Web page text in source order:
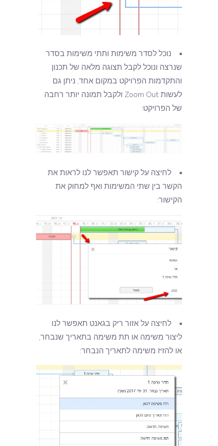
נוכל לסדר משימות ותתי משימות בסדר
שנרצה ונוכל לקבל תצוגה מלאה של תכנון
והתקדמות הפרויקט במקום אחד, ניתן גם
לעשות Zoom Out ולקבל תמונה יותר רחבה
של הפרויקט:
לחיצה על קישור תאפשר לנו לראות את
הקשר בין שתי המשימות ואף למחוק את
הקישור:
לחיצה על אזור ריק בגאנט תאפשר לנו
ליצור משימה או תת משימה בתאריך שנבחר,
או להזיז משימה לתאריך הנבחר: